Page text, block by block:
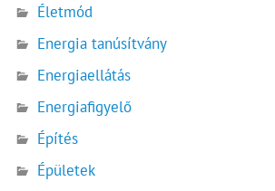
Életmód
Energia tanúsítvány
Energiaellátás
Energiafigyelő
Építés
Épületek